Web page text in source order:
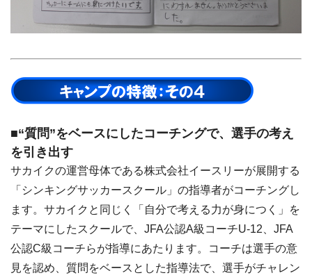
■“質問”をベースにしたコーチングで、選手の考え
を引き出す
サカイクの運営母体である株式会社イースリーが展開する
「シンキングサッカースクール」の指導者がコーチングし
ます。サカイクと同じく「自分で考える力が身につく」を
テーマにしたスクールで、JFA公認A級コーチU-12、JFA
公認C級コーチらが指導にあたります。コーチは選手の意
見を認め、質問をベースとした指導法で、選手がチャレン